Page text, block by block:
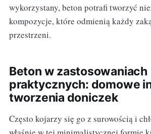
wykorzystany, beton potrafi tworzyć
kompozycje, które odmienią każdy
przestrzeni.
Beton w zastosowaniach
praktycznych: domowe
tworzenia doniczek
Często kojarzy się go z surowością i